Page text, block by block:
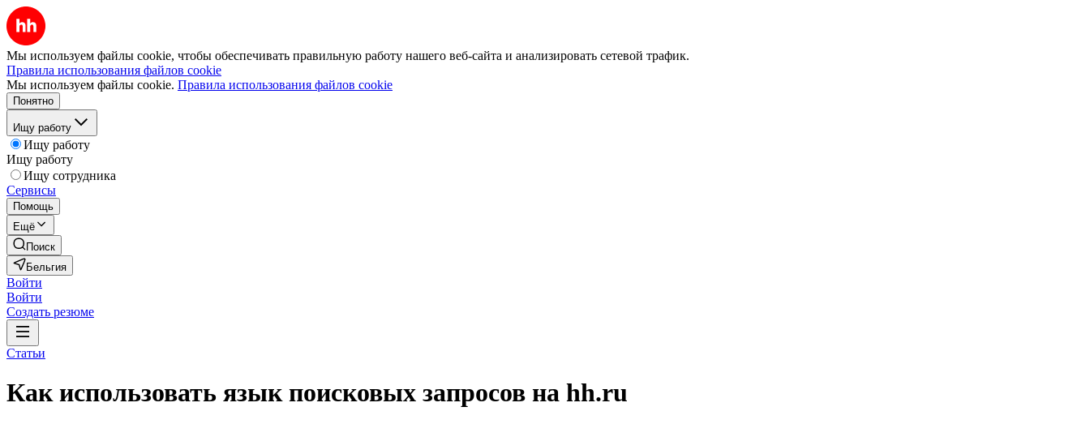
Мы используем файлы cookie, чтобы обеспечивать правильную работу нашего веб-сайта и анализировать сетевой трафик.
Правила использования файлов cookie
Мы используем файлы cookie. Правила использования файлов cookie
Понятно
Ищу работу
Ищу работу
Ищу работу
Ищу сотрудника
Сервисы
Помощь
Ещё
Поиск
Бельгия
Войти
Войти
Создать резюме
Статьи
Как использовать язык поисковых запросов на hh.ru